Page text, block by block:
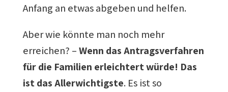
Anfang an etwas abgeben und helfen.
Aber wie könnte man noch mehr
erreichen? –Wenn das Antragsverfahren
für die Familien erleichtert würde! Das
ist das Allerwichtigste. Es ist so